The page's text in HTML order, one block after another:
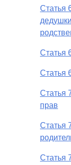
Статья
Статья
Статья
Статья
прав
Статья
Статья